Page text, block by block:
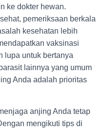
ke dokter hewan.
pemeriksaan berkala
kesehatan lebih
vaksinasi
lupa untuk bertanya
lainnya yang umum
Anda adalah prioritas
anjing Anda tetap
mengikuti tips di